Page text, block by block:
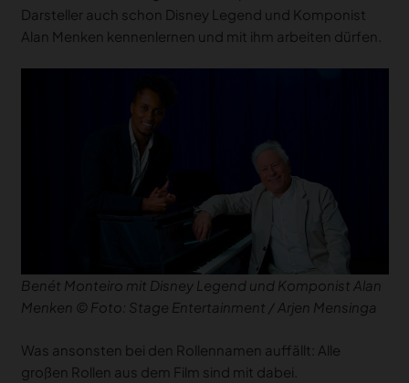
Darsteller auch schon Disney Legend und Komponist
Alan Menken kennenlernen und mit ihm arbeiten dürfen.
Benét Monteiro mit Disney Legend und Komponist Alan
Menken © Foto: Stage Entertainment / Arjen Mensinga
Was ansonsten bei den Rollennamen auffällt: Alle
großen Rollen aus dem Film sind mit dabei.